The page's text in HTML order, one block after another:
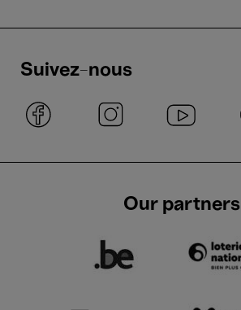
Suivez-nous
Our partners